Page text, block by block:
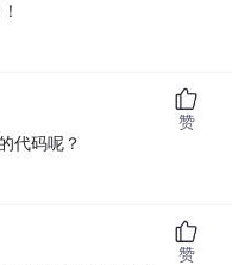
代码呢？
赞
赞